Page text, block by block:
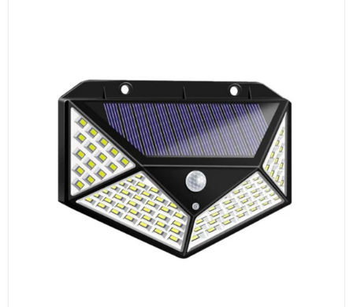
lámpa egyszerűen telepíthető,így nem kell
szakemberhez fordulnod.
Energiatakarékos:A nap energiáját
felhasználva működnek,így nemcsak a
környezetet véded,de a pénztárcádat is
kíméled.
Milyen napelemes és szolár lámpákat találsz
Széles választékban kaphatóak